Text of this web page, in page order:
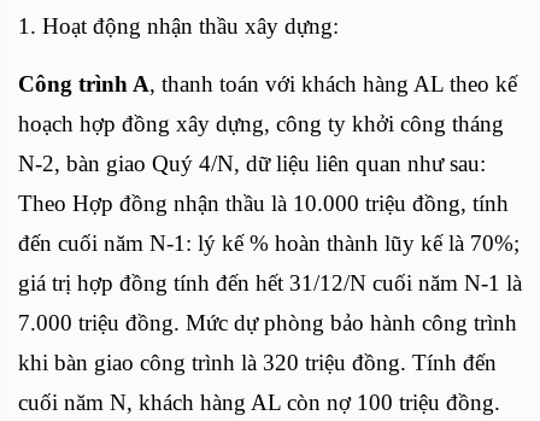
1. Hoạt động nhận thầu xây dựng:
Công trình A, thanh toán với khách hàng AL theo kế
hoạch hợp đồng xây dựng, công ty khởi công tháng
N-2, bàn giao Quý 4/N, dữ liệu liên quan như sau:
Theo Hợp đồng nhận thầu là 10.000 triệu đồng, tính
đến cuối năm N-1: lý kế % hoàn thành lũy kế là 70%;
giá trị hợp đồng tính đến hết 31/12/N cuối năm N-1 là
7.000 triệu đồng. Mức dự phòng bảo hành công trình
khi bàn giao công trình là 320 triệu đồng. Tính đến
cuối năm N, khách hàng AL còn nợ 100 triệu đồng.